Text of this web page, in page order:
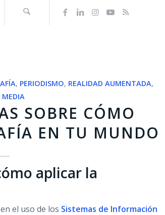
, PERIODISMO, REALIDAD AUMENTADA,
MEDIA
SOBRE CÓMO
EN TU MUNDO
aplicar la
el uso de los Sistemas de Información